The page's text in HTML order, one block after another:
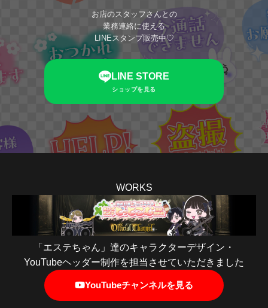
お店のスタッフさんとの
業務連絡に使える
LINEスタンプ販売中♡
LINE STORE
ショップを見る
WORKS
「エステちゃん」達のキャラクターデザイン・
YouTubeヘッダー制作を担当させていただきました
YouTubeチャンネルを見る